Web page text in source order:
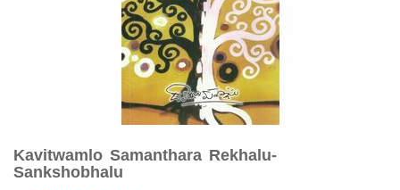
Kavitwamlo Samanthara Rekhalu-
Sankshobhalu